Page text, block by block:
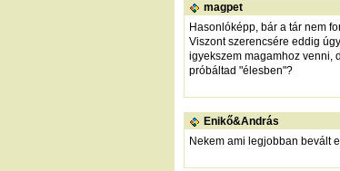
magpet
Hasonlóképp, bár a tár nem
Viszont szerencsére eddig
igyekszem magamhoz venni,
próbáltad "élesben"?
Enikő&András
Nekem ami legjobban bevált